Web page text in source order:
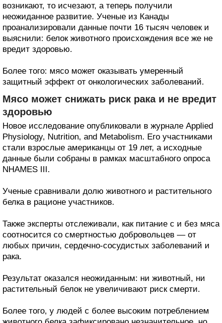
возникают, то исчезают, а теперь получили
неожиданное развитие. Ученые из Канады
проанализировали данные почти 16 тысяч человек и
выяснили: белок животного происхождения все же не
вредит здоровью.
Более того: мясо может оказывать умеренный
защитный эффект от онкологических заболеваний.
Мясо может снижать риск рака и не вредит
здоровью
Новое исследование опубликовали в журнале Applied
Physiology, Nutrition, and Metabolism. Его участниками
стали взрослые американцы от 19 лет, а исходные
данные были собраны в рамках масштабного опроса
NHAMES III.
Ученые сравнивали долю животного и растительного
белка в рационе участников.
Также эксперты отслеживали, как питание с и без мяса
соотносится со смертностью добровольцев — от
любых причин, сердечно-сосудистых заболеваний и
рака.
Результат оказался неожиданным: ни животный, ни
растительный белок не увеличивают риск смерти.
Более того, у людей с более высоким потреблением